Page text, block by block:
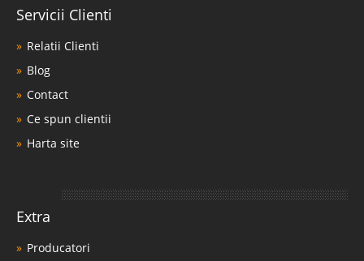
Servicii Clienti
Relatii Clienti
Blog
Contact
Ce spun clientii
Harta site
Extra
Producatori